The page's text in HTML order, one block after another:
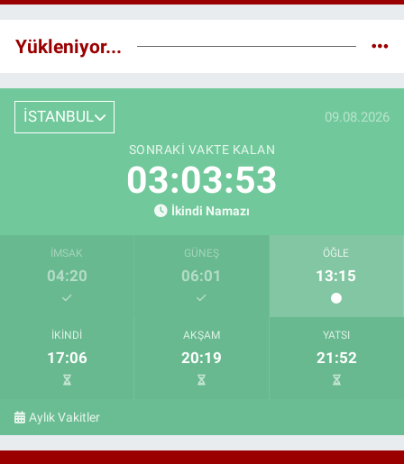
Yükleniyor...
İSTANBUL 09.08.2026
SONRAKI VAKTE KALAN
03:03:52
İkindi Namazı
İMSAK
04:20
GÜNEŞ
06:01
ÖĞLE
13:15
İKINDI
17:06
AKŞAM
20:19
YATSI
21:52
Aylık Vakitler